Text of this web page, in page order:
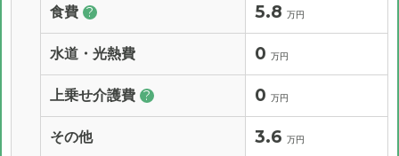
食費 ? 5.8 万円
水道・光熱費 0 万円
上乗せ介護費 ? 0 万円
その他 3.6 万円